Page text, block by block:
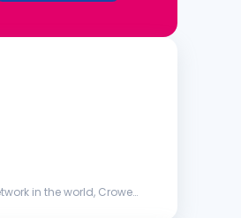
in the world, Crowe